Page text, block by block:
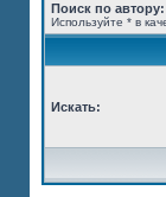
Поиск по автору:
Используйте * в
Искать: